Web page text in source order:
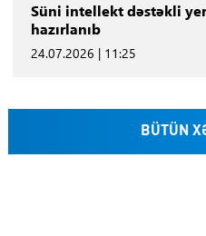
Süni intellekt dəstəkli
hazırlanıb
24.07.2026 | 11:25
BÜTÜN